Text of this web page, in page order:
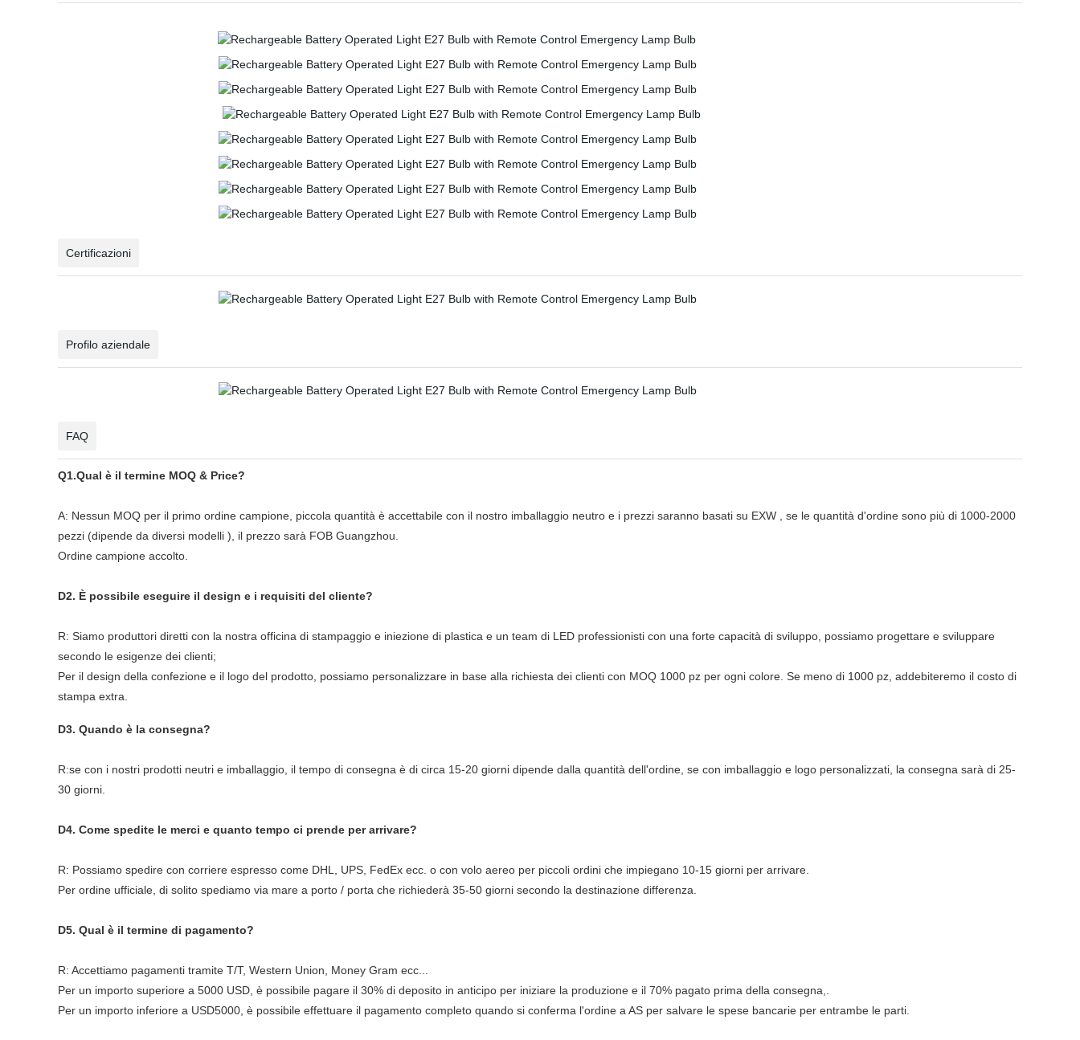
Certificazioni
Profilo aziendale
FAQ
Q1.Qual è il termine MOQ & Price?
A: Nessun MOQ per il primo ordine campione, piccola quantità è accettabile con il nostro imballaggio neutro e i prezzi saranno basati su EXW , se le quantità d'ordine sono più di 1000-2000
pezzi (dipende da diversi modelli ), il prezzo sarà FOB Guangzhou.
Ordine campione accolto.
D2. È possibile eseguire il design e i requisiti del cliente?
R: Siamo produttori diretti con la nostra officina di stampaggio e iniezione di plastica e un team di LED professionisti con una forte capacità di sviluppo, possiamo progettare e sviluppare
secondo le esigenze dei clienti;
Per il design della confezione e il logo del prodotto, possiamo personalizzare in base alla richiesta dei clienti con MOQ 1000 pz per ogni colore. Se meno di 1000 pz, addebiteremo il costo di
stampa extra.
D3. Quando è la consegna?
R:se con i nostri prodotti neutri e imballaggio, il tempo di consegna è di circa 15-20 giorni dipende dalla quantità dell'ordine, se con imballaggio e logo personalizzati, la consegna sarà di 25-
30 giorni.
D4. Come spedite le merci e quanto tempo ci prende per arrivare?
R: Possiamo spedire con corriere espresso come DHL, UPS, FedEx ecc. o con volo aereo per piccoli ordini che impiegano 10-15 giorni per arrivare.
Per ordine ufficiale, di solito spediamo via mare a porto / porta che richiederà 35-50 giorni secondo la destinazione differenza.
D5. Qual è il termine di pagamento?
R: Accettiamo pagamenti tramite T/T, Western Union, Money Gram ecc...
Per un importo superiore a 5000 USD, è possibile pagare il 30% di deposito in anticipo per iniziare la produzione e il 70% pagato prima della consegna,.
Per un importo inferiore a USD5000, è possibile effettuare il pagamento completo quando si conferma l'ordine a AS per salvare le spese bancarie per entrambe le parti.